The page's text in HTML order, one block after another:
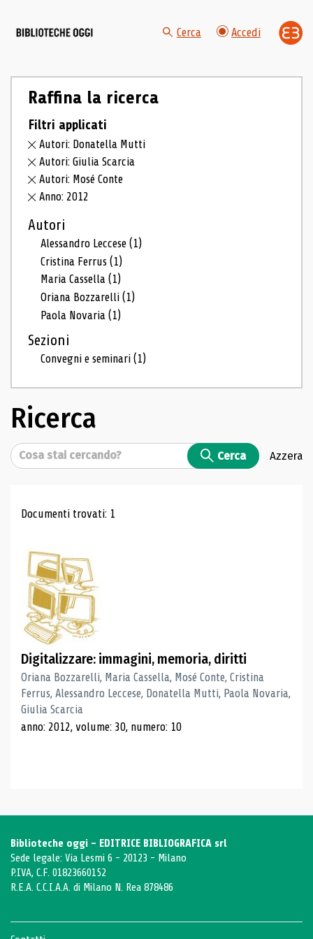
Cerca Accedi
Raffina la ricerca
Filtri applicati
Autori: Donatella Mutti
Autori: Giulia Scarcia
Autori: Mosé Conte
Anno: 2012
Autori
Alessandro Leccese(1)
Cristina Ferrus(1)
Maria Cassella(1)
Oriana Bozzarelli(1)
Paola Novaria(1)
Sezioni
Convegni e seminari(1)
Ricerca
Cerca Cerca Azzera
Risultati di ricerca
Documenti trovati: 1
Digitalizzare: immagini, memoria, diritti
Oriana Bozzarelli, Maria Cassella, Mosé Conte, Cristina
Ferrus, Alessandro Leccese, Donatella Mutti, Paola Novaria,
Giulia Scarcia
anno: 2012, volume: 30, numero: 10
Biblioteche oggi - EDITRICE BIBLIOGRAFICA srl
Sede legale: Via Lesmi 6 - 20123 - Milano
P.IVA, C.F. 01823660152
R.E.A. C.C.I.A.A. di Milano N. Rea 878486